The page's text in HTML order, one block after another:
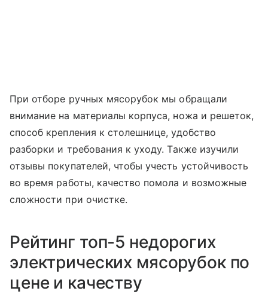
При отборе ручных мясорубок мы обращали
внимание на материалы корпуса, ножа и решеток,
способ крепления к столешнице, удобство
разборки и требования к уходу. Также изучили
отзывы покупателей, чтобы учесть устойчивость
во время работы, качество помола и возможные
сложности при очистке.
Рейтинг топ-5 недорогих
электрических мясорубок по
цене и качеству